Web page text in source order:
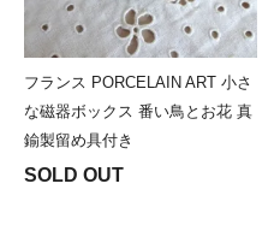
フランス PORCELAIN ART 小さ
な磁器ボックス 番い鳥とお花 真
鍮製留め具付き
SOLD OUT